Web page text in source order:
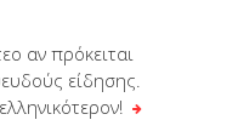
αν πρόκειται
είδησης.